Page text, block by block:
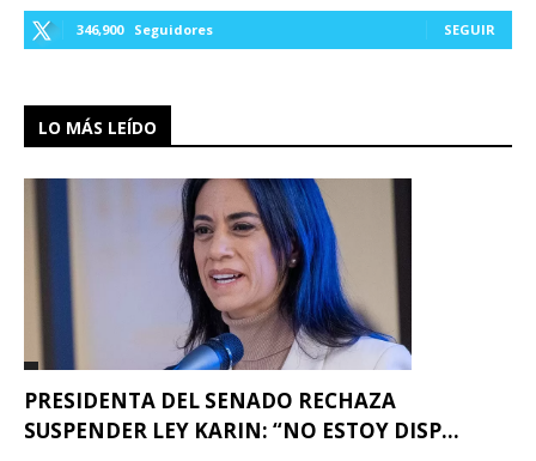
346,900 Seguidores SEGUIR
LO MÁS LEÍDO
PRESIDENTA DEL SENADO RECHAZA
SUSPENDER LEY KARIN: “NO ESTOY DISP...